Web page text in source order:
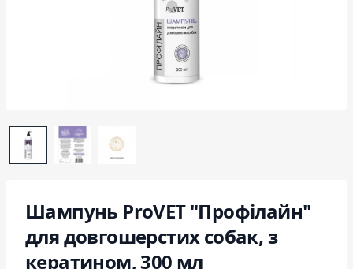
Шампунь ProVET "Профілайн"
для довгошерстих собак, з
кератином, 300 мл